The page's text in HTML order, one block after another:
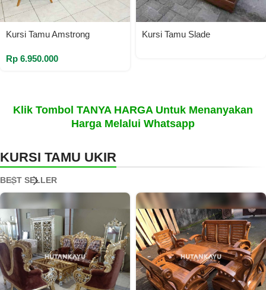
Kursi Tamu Amstrong
Rp 6.950.000
Kursi Tamu Slade
Klik Tombol TANYA HARGA Untuk Menanyakan
Harga Melalui Whatsapp
KURSI TAMU UKIR
BEST SELLER